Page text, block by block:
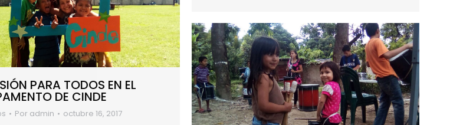
PARA TODOS EN EL
DE CINDE
Por admin octubre 16, 2017